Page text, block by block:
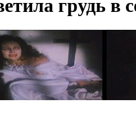
грудь